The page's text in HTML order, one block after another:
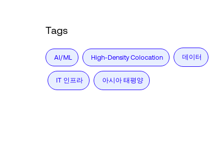
Tags
AI/ML High-Density Colocation 데이터
IT 인프라 아시아 태평양